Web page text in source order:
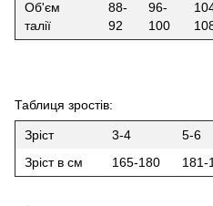
Об'єм
талії
88-
92
96-
100
Таблиця зростів:
Зріст 3-4
5-6
Зріст в см
165-180 181-